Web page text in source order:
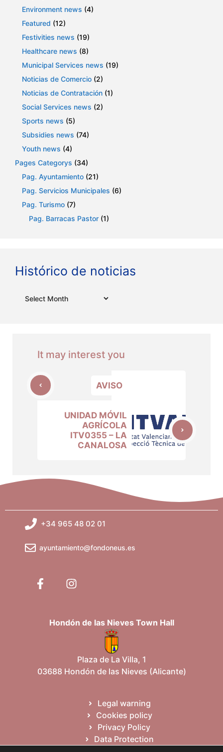
Environment news (4)
Featured (12)
Festivities news (19)
Healthcare news (8)
Municipal Services news (19)
Noticias de Comercio (2)
Noticias de Contratación (1)
Social Services news (2)
Sports news (5)
Subsidies news (74)
Youth news (4)
Pages Categorys (34)
Pag. Ayuntamiento (21)
Pag. Servicios Municipales (6)
Pag. Turismo (7)
Pag. Barracas Pastor (1)
Histórico de noticias
It may interest you
AVISO
UNIDAD MÓVIL
AGRÍCOLA
ITV0355 – LA
CANALOSA
+34 965 48 02 01
ayuntamiento@fondoneus.es
Hondón de las Nieves Town Hall
Plaza de La Villa, 1
03688 Hondón de las Nieves (Alicante)
Legal warning
Cookies policy
Privacy Policy
Data Protection